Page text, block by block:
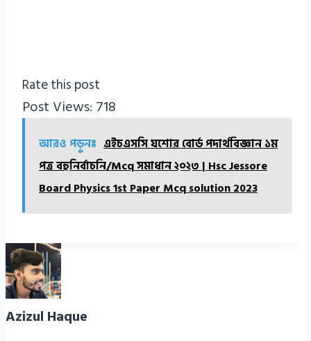
Rate this post
Post Views: 718
আরও পড়ুনঃ এইচএসসি যশোর বোর্ড পদার্থবিজ্ঞান ১ম
পত্র বহুনির্বাচনি/Mcq সমাধান ২০২৩ | Hsc Jessore
Board Physics 1st Paper Mcq solution 2023
Azizul Haque